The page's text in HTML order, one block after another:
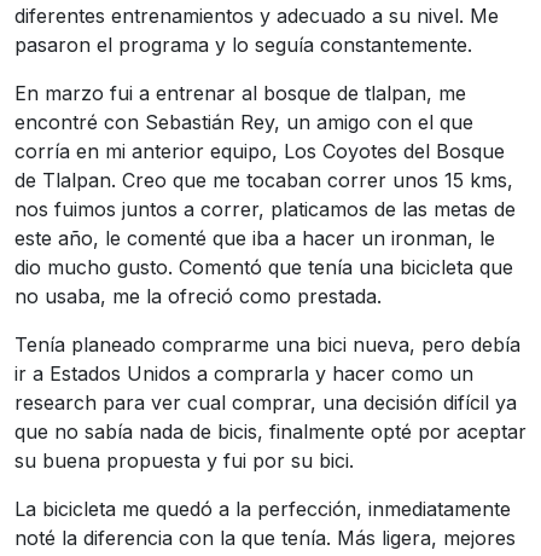
diferentes entrenamientos y adecuado a su nivel. Me
pasaron el programa y lo seguía constantemente.
En marzo fui a entrenar al bosque de tlalpan, me
encontré con Sebastián Rey, un amigo con el que
corría en mi anterior equipo, Los Coyotes del Bosque
de Tlalpan. Creo que me tocaban correr unos 15 kms,
nos fuimos juntos a correr, platicamos de las metas de
este año, le comenté que iba a hacer un ironman, le
dio mucho gusto. Comentó que tenía una bicicleta que
no usaba, me la ofreció como prestada.
Tenía planeado comprarme una bici nueva, pero debía
ir a Estados Unidos a comprarla y hacer como un
research para ver cual comprar, una decisión difícil ya
que no sabía nada de bicis, finalmente opté por aceptar
su buena propuesta y fui por su bici.
La bicicleta me quedó a la perfección, inmediatamente
noté la diferencia con la que tenía. Más ligera, mejores